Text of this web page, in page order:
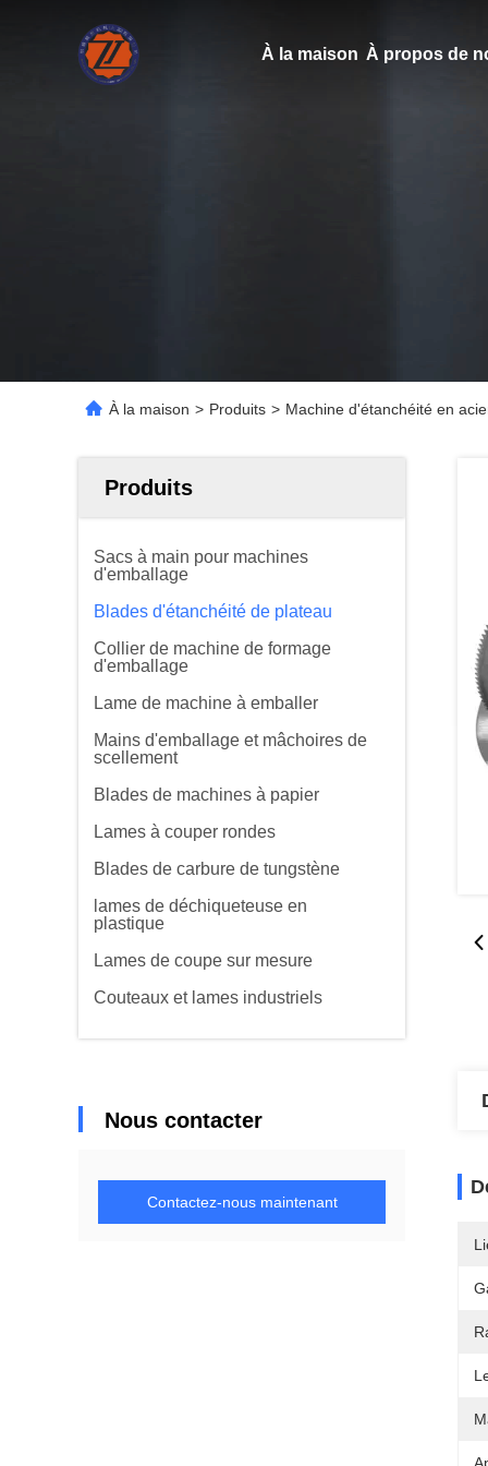
À la maison À propos de
À la maison > Produits > Machine d'étanchéité en
Produits
Sacs à main pour machines
d'emballage
Blades d'étanchéité de plateau
Collier de machine de formage
d'emballage
Lame de machine à emballer
Mains d'emballage et mâchoires de
scellement
Blades de machines à papier
Lames à couper rondes
Blades de carbure de tungstène
lames de déchiqueteuse en
plastique
Lames de coupe sur mesure
Couteaux et lames industriels
Nous contacter
Contactez-nous maintenant